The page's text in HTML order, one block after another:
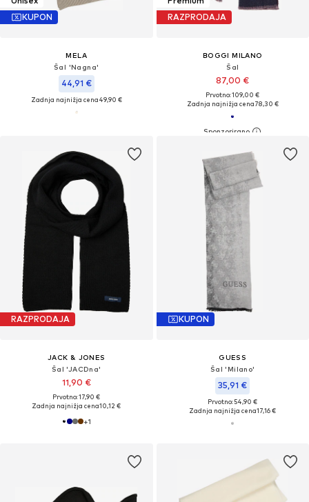
KUPON
MELA
Šal 'Nagna'
44,91 €
Zadnja najnižja cena49,90 €
RAZPRODAJA
BOGGI MILANO
Šal
87,00 €
Prvotno: 109,00 €
Zadnja najnižja cena78,30 €
RAZPRODAJA
JACK & JONES
Šal 'JACDna'
11,90 €
Prvotno: 17,90 €
Zadnja najnižja cena10,12 €
+1
KUPON
GUESS
Šal 'Milano'
35,91 €
Prvotno: 54,90 €
Zadnja najnižja cena17,16 €